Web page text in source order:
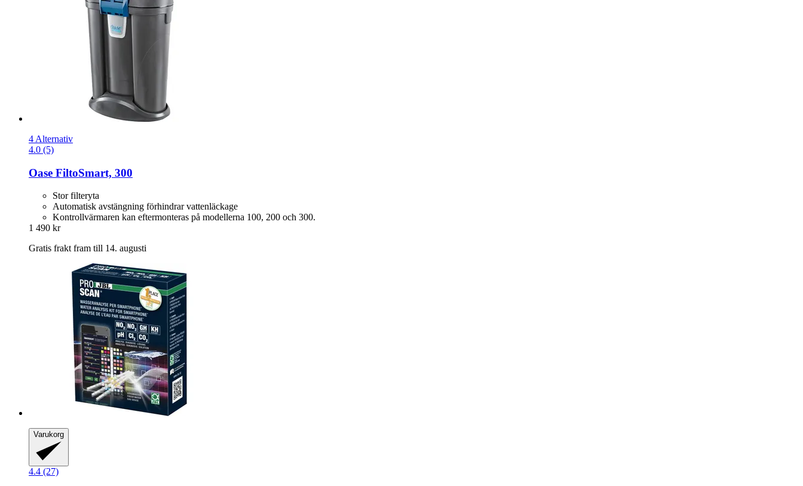
4 Alternativ
4.0 (5)
Oase FiltoSmart, 300
Stor filteryta
Automatisk avstängning förhindrar vattenläckage
Kontrollvärmaren kan eftermonteras på modellerna 100, 200 och 300.
1 490 kr
Gratis frakt fram till 14. augusti
Varukorg
4.4 (27)